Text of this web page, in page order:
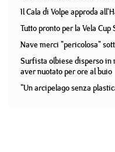
Il Cala di Volpe approda
Tutto pronto per la Vela
Nave merci "pericolosa"
Surfista olbiese disperso in
aver nuotato per ore al buio
"Un arcipelago senza